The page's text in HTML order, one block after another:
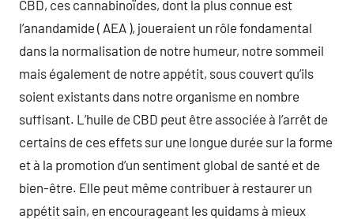
CBD, ces cannabinoïdes, dont la plus connue est
l’anandamide ( AEA ), joueraient un rôle fondamental
dans la normalisation de notre humeur, notre sommeil
mais également de notre appétit, sous couvert qu’ils
soient existants dans notre organisme en nombre
suffisant. L’huile de CBD peut être associée à l’arrêt de
certains de ces effets sur une longue durée sur la forme
et à la promotion d’un sentiment global de santé et de
bien-être. Elle peut même contribuer à restaurer un
appétit sain, en encourageant les quidams à mieux